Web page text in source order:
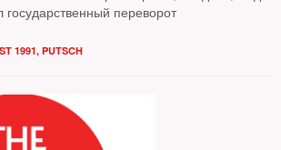
переворот
1991, PUTSCH